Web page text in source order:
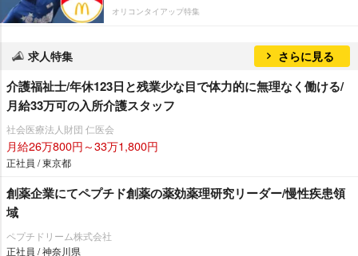
オリコンタイアップ特集
求人特集 さらに見る
介護福祉士/年休123日と残業少な目で体力的に無理なく働ける/
月給33万可の入所介護スタッフ
社会医療法人財団 仁医会
月給26万800円～33万1,800円
正社員 / 東京都
創薬企業にてペプチド創薬の薬効薬理研究リーダー/慢性疾患領
域
ペプチドリーム株式会社
正社員 / 神奈川県